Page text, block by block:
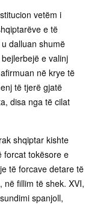
vetëm i
e të
dalluan shumë
e valinj
në krye të
të tjerë gjatë
disa nga të cilat
shqiptar kishte
forcat tokësore e
të forcave detare të
në fillim të shek. XVI,
spanjoll,